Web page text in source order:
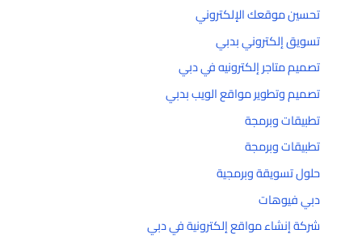
تحسين موقعك الإلكتروني
تسويق إلكتروني بدبي
تصميم متاجر إلكترونيه في دبي
تصميم وتطوير مواقع الويب بدبي
تطبيقات وبرمجة
تطبيقات وبرمجة
حلول تسويقة وبرمجية
دبي فيوهات
شركة إنشاء مواقع إلكترونية في دبي